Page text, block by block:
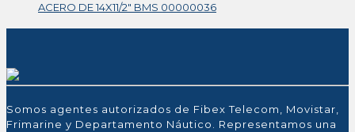
ACERO DE 14X11/2″ BMS 00000036
Somos agentes autorizados de Fibex Telecom, Movistar,
Frimarine y Departamento Náutico. Representamos una